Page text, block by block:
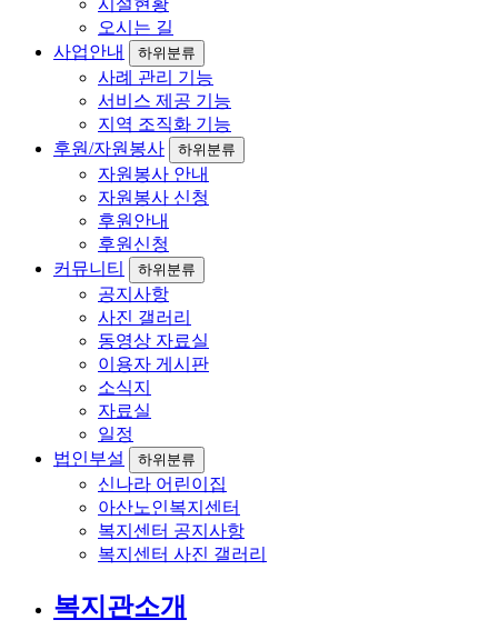
오시는 길
사업안내
하위분류
사례 관리 기능
서비스 제공 기능
지역 조직화 기능
후원/자원봉사
하위분류
자원봉사 안내
자원봉사 신청
후원안내
후원신청
커뮤니티
하위분류
공지사항
사진 갤러리
동영상 자료실
이용자 게시판
소식지
자료실
일정
법인부설
하위분류
신나라 어린이집
아산노인복지센터
복지센터 공지사항
복지센터 사진 갤러리
복지관소개